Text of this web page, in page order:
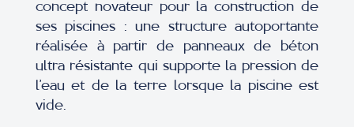
concept novateur pour la construction de
ses piscines : une structure autoportante
réalisée à partir de panneaux de béton
ultra résistante qui supporte la pression de
l’eau et de la terre lorsque la piscine est
vide.